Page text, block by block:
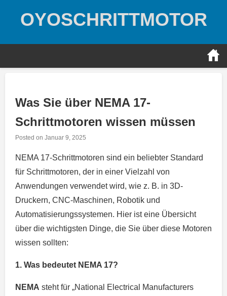
OYOSCHRITTMOTOR
Was Sie über NEMA 17-
Schrittmotoren wissen müssen
Posted on Januar 9, 2025
NEMA 17-Schrittmotoren sind ein beliebter Standard
für Schrittmotoren, der in einer Vielzahl von
Anwendungen verwendet wird, wie z. B. in 3D-
Druckern, CNC-Maschinen, Robotik und
Automatisierungssystemen. Hier ist eine Übersicht
über die wichtigsten Dinge, die Sie über diese Motoren
wissen sollten:
1. Was bedeutet NEMA 17?
NEMA steht für „National Electrical Manufacturers